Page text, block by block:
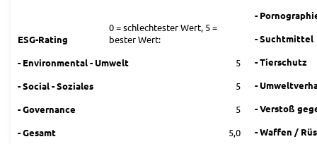
ESG-Rating
0 = schlechtester Wert, 5 =
bester Wert:
- Environmental - Umwelt
5
- Social - Soziales
5
- Governance
5
- Gesamt
5,0
-
- Suchtmittel
- Tierschutz
-
- Verstoß
- Waffen /